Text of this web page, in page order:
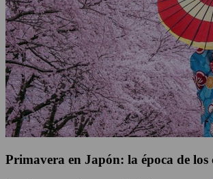
Primavera en Japón: la época de los